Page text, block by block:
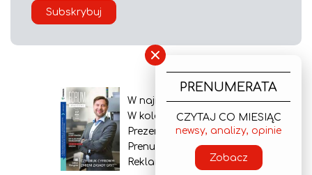
Subskrybuj
W najnowszym wydaniu
W kolejnym numerze
Prezentacja gazety
Prenumerata
Reklama
×
PRENUMERATA
CZYTAJ CO MIESIĄC
newsy, analizy, opinie
Zobacz